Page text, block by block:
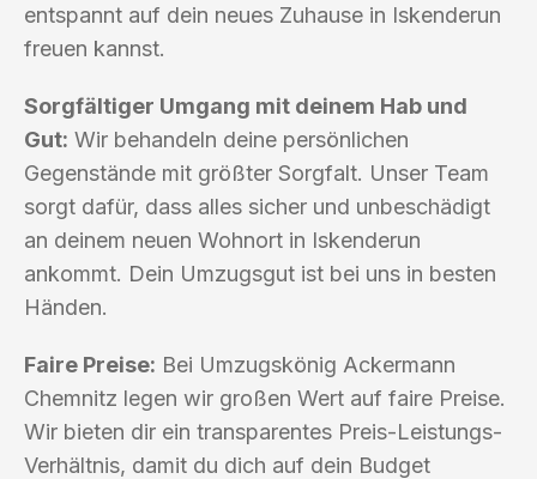
entspannt auf dein neues Zuhause in Iskenderun
freuen kannst.
Sorgfältiger Umgang mit deinem Hab und
Gut: Wir behandeln deine persönlichen
Gegenstände mit größter Sorgfalt. Unser Team
sorgt dafür, dass alles sicher und unbeschädigt
an deinem neuen Wohnort in Iskenderun
ankommt. Dein Umzugsgut ist bei uns in besten
Händen.
Faire Preise: Bei Umzugskönig Ackermann
Chemnitz legen wir großen Wert auf faire Preise.
Wir bieten dir ein transparentes Preis-Leistungs-
Verhältnis, damit du dich auf dein Budget